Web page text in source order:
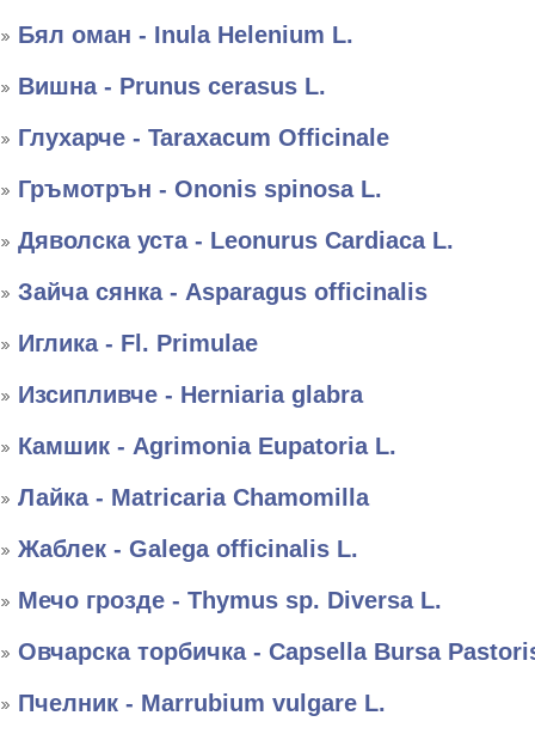
Бял оман - Inula Helenium L.
Вишна - Prunus cerasus L.
Глухарче - Taraxacum Officinale
Гръмотрън - Ononis spinosa L.
Дяволска уста - Leonurus Cardiaca L.
Зайча сянка - Asparagus officinalis
Иглика - Fl. Primulae
Изсипливче - Herniaria glabra
Камшик - Agrimonia Eupatoria L.
Лайка - Matricaria Chamomilla
Жаблек - Galega officinalis L.
Мечо грозде - Thymus sp. Diversa L.
Овчарска торбичка - Capsella Bursa
Пчелник - Marrubium vulgare L.